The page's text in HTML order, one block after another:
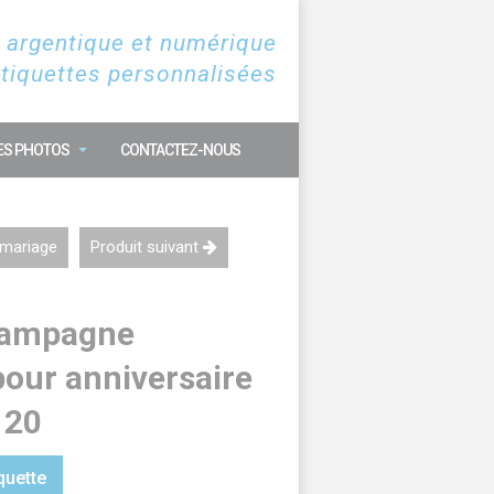
et numérique
personnalisées
PHOTOS CONTACTEZ-NOUS
Produit suivant
anniversaire